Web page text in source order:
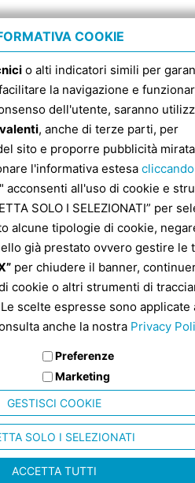
COOKIE
o alti indicatori simili per
la navigazione e
dell'utente, saranno
, anche di terze parti, per
sito e proporre pubblicità
l'informativa estesa
acconsenti all'uso di cookie e
SOLO I SELEZIONATI” per
alcune tipologie di cookie,
già prestato ovvero gestire le
per chiudere il banner,
cookie o altri strumenti di
scelte espresse sono applicate
anche la nostra Privacy
Preferenze
Marketing
GESTISCI COOKIE
SOLO I SELEZIONATI
ACCETTA TUTTI